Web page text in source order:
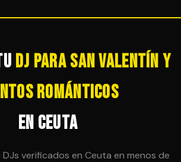
DJ para San Valentín y
Románticos
en Ceuta
verificados en Ceuta en menos de